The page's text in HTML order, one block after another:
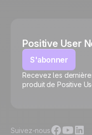
🍪
Positive User
S'abonner
Recevez les
produit de Positive
Suivez-nous